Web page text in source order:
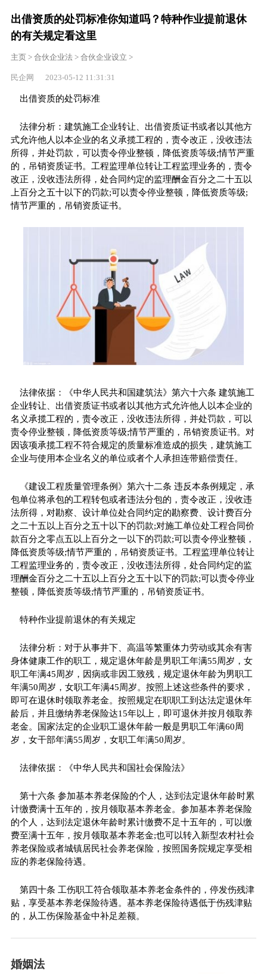
出借资质的处罚标准你知道吗？特种作业提前退休
的有关规定看这里
主页> 合伙企业法> 合伙企业设立 >
民企网 2023-05-12 11:31:31
出借资质的处罚标准
法律分析：建筑施工企业转让、出借资质证书或者以其他方
式允许他人以本企业的名义承揽工程的，责令改正，没收违法
所得，并处罚款，可以责令停业整顿，降低资质等级;情节严重
的，吊销资质证书。工程监理单位转让工程监理业务的，责令
改正，没收违法所得，处合同约定的监理酬金百分之二十五以
上百分之五十以下的罚款;可以责令停业整顿，降低资质等级;
情节严重的，吊销资质证书。
法律依据：《中华人民共和国建筑法》第六十六条 建筑施工
企业转让、出借资质证书或者以其他方式允许他人以本企业的
名义承揽工程的，责令改正，没收违法所得，并处罚款，可以
责令停业整顿，降低资质等级;情节严重的，吊销资质证书。对
因该项承揽工程不符合规定的质量标准造成的损失，建筑施工
企业与使用本企业名义的单位或者个人承担连带赔偿责任。
《建设工程质量管理条例》第六十二条 违反本条例规定，承
包单位将承包的工程转包或者违法分包的，责令改正，没收违
法所得，对勘察、设计单位处合同约定的勘察费、设计费百分
之二十五以上百分之五十以下的罚款;对施工单位处工程合同价
款百分之零点五以上百分之一以下的罚款;可以责令停业整顿，
降低资质等级;情节严重的，吊销资质证书。工程监理单位转让
工程监理业务的，责令改正，没收违法所得，处合同约定的监
理酬金百分之二十五以上百分之五十以下的罚款;可以责令停业
整顿，降低资质等级;情节严重的，吊销资质证书。
特种作业提前退休的有关规定
法律分析：对于从事井下、高温等繁重体力劳动或其余有害
身体健康工作的职工，规定退休年龄是男职工年满55周岁，女
职工年满45周岁，因病或非因工致残，规定退休年龄为男职工
年满50周岁，女职工年满45周岁。按照上述这些条件的要求，
即可在退休时领取养老金。按照规定在职职工到达法定退休年
龄后，并且缴纳养老保险达15年以上，即可退休并按月领取养
老金。国家法定的企业职工退休年龄一般是男职工年满60周
岁，女干部年满55周岁，女职工年满50周岁。
法律依据：《中华人民共和国社会保险法》
第十六条 参加基本养老保险的个人，达到法定退休年龄时累
计缴费满十五年的，按月领取基本养老金。参加基本养老保险
的个人，达到法定退休年龄时累计缴费不足十五年的，可以缴
费至满十五年，按月领取基本养老金;也可以转入新型农村社会
养老保险或者城镇居民社会养老保险，按照国务院规定享受相
应的养老保险待遇。
第四十条 工伤职工符合领取基本养老金条件的，停发伤残津
贴，享受基本养老保险待遇。基本养老保险待遇低于伤残津贴
的，从工伤保险基金中补足差额。
婚姻法